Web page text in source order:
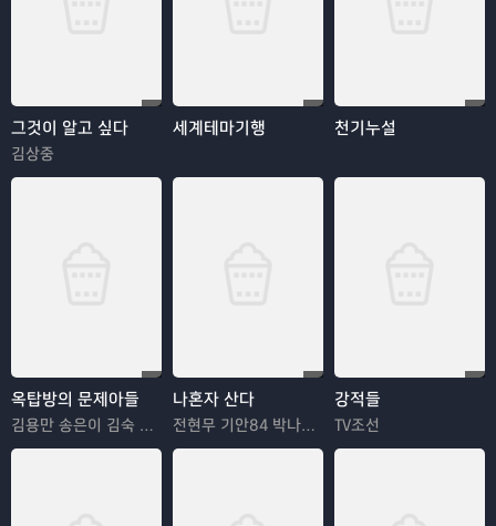
그것이 알고 싶다
김상중
세계테마기행 천기누설
옥탑방의 문제아들
김용만 송은이 김숙 정형돈 민경훈
나혼자 산다
전현무 기안84 박나래 한혜진 이시언
강적들
TV조선